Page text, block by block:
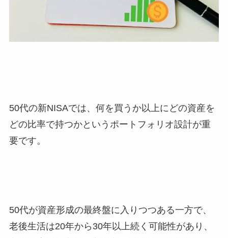
50代の新NISAでは、何を買うか以上にどの資産を
どの比率で持つかというポートフォリオ設計が重
要です。
50代が資産形成の最終盤に入りつつある一方で、
老後生活は20年から30年以上続く可能性があり、